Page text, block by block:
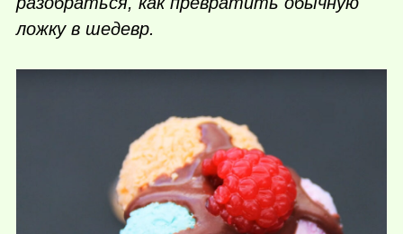
ложку в шедевр.